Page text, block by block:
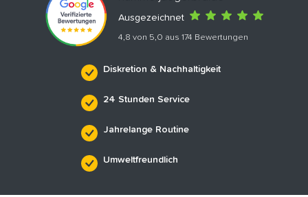
Ausgezeichnet
4,8 von 5,0 aus 174 Bewertungen
Diskretion & Nachhaltigkeit
24 Stunden Service
Jahrelange Routine
Umweltfreundlich